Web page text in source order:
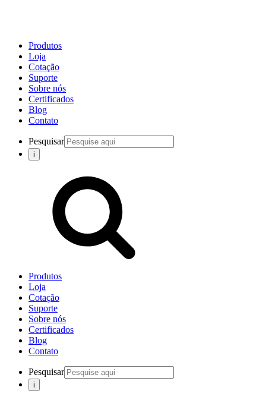
Produtos
Loja
Cotação
Suporte
Sobre nós
Certificados
Blog
Contato
Pesquisar
Produtos
Loja
Cotação
Suporte
Sobre nós
Certificados
Blog
Contato
Pesquisar